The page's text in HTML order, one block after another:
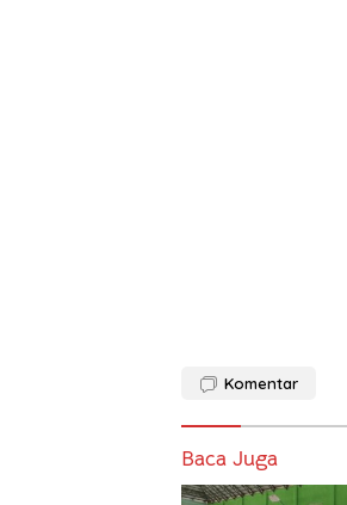
Komentar
Baca Juga